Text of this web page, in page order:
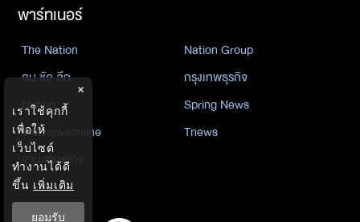
พาร์ทเนอร์
The Nation
Nation Group
คม ชัด ลึก
กรุงเทพธุรกิจ
Nation
Spring News
Thainewsonline
Tnews
ฐานเศรษฐกิจ
×
เราใช้คุกกี้
เพื่อให้
เว็บไซต์
ทำงานได้ดี
ขึ้น เพิ่มเติม
ยอมรับ